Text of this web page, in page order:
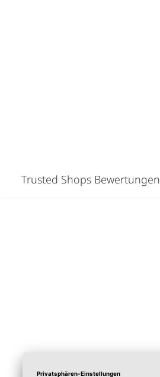
Trusted Shops Bewertungen